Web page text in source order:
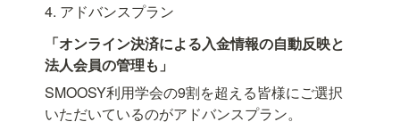
4. アドバンスプラン
「オンライン決済による入金情報の自動反映と
法人会員の管理も」
SMOOSY利用学会の9割を超える皆様にご選択
いただいているのがアドバンスプラン。